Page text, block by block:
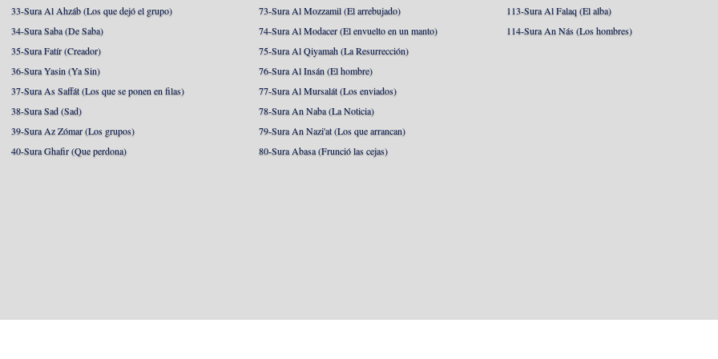
33-Sura Al Ahzáb (Los que dejó el grupo)
34-Sura Saba (De Saba)
35-Sura Fatír (Creador)
36-Sura Yasin (Ya Sin)
37-Sura As Saffát (Los que se ponen en filas)
38-Sura Sad (Sad)
39-Sura Az Zómar (Los grupos)
40-Sura Ghafir (Que perdona)
73-Sura Al Mozzamil (El arrebujado)
74-Sura Al Modacer (El envuelto en un manto)
75-Sura Al Qiyamah (La Resurrección)
76-Sura Al Insán (El hombre)
77-Sura Al Mursalát (Los enviados)
78-Sura An Naba (La Noticia)
79-Sura An Nazi'at (Los que arrancan)
80-Sura Abasa (Frunció las cejas)
113-Sura Al Falaq (El alba)
114-Sura An Nás (Los hombres)